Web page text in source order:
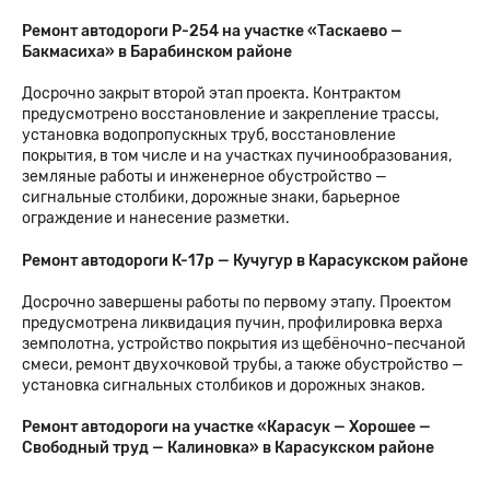
Ремонт автодороги Р-254 на участке «Таскаево —
Бакмасиха» в Барабинском районе
Досрочно закрыт второй этап проекта. Контрактом
предусмотрено восстановление и закрепление трассы,
установка водопропускных труб, восстановление
покрытия, в том числе и на участках пучинообразования,
земляные работы и инженерное обустройство —
сигнальные столбики, дорожные знаки, барьерное
ограждение и нанесение разметки.
Ремонт автодороги К-17р — Кучугур в Карасукском районе
Досрочно завершены работы по первому этапу. Проектом
предусмотрена ликвидация пучин, профилировка верха
земполотна, устройство покрытия из щебёночно-песчаной
смеси, ремонт двухочковой трубы, а также обустройство —
установка сигнальных столбиков и дорожных знаков.
Ремонт автодороги на участке «Карасук — Хорошее —
Свободный труд — Калиновка» в Карасукском районе